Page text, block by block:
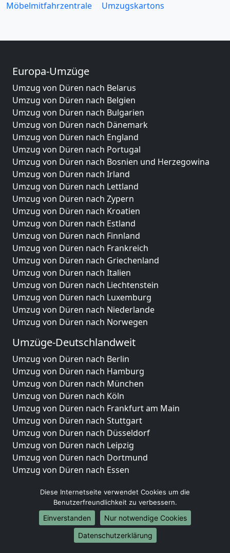
Möbelmitfahrzentrale
Umzugskartons
Europa-Umzüge
Umzug von Düren nach Belarus
Umzug von Düren nach Belgien
Umzug von Düren nach Bulgarien
Umzug von Düren nach Dänemark
Umzug von Düren nach England
Umzug von Düren nach Portugal
Umzug von Düren nach Bosnien und Herzegowina
Umzug von Düren nach Irland
Umzug von Düren nach Lettland
Umzug von Düren nach Zypern
Umzug von Düren nach Kroatien
Umzug von Düren nach Estland
Umzug von Düren nach Finnland
Umzug von Düren nach Frankreich
Umzug von Düren nach Griechenland
Umzug von Düren nach Italien
Umzug von Düren nach Liechtenstein
Umzug von Düren nach Luxemburg
Umzug von Düren nach Niederlande
Umzug von Düren nach Norwegen
Umzüge-Deutschlandweit
Umzug von Düren nach Berlin
Umzug von Düren nach Hamburg
Umzug von Düren nach München
Umzug von Düren nach Köln
Umzug von Düren nach Frankfurt am Main
Umzug von Düren nach Stuttgart
Umzug von Düren nach Düsseldorf
Umzug von Düren nach Leipzig
Umzug von Düren nach Dortmund
Umzug von Düren nach Essen
Umzug von Düren nach Dresden
Umzug von Düren nach Hannover
Umzug von Düren nach Nürnberg
Umzug von Düren nach Duisburg
Umzug von Düren nach Bochum
Diese Internetseite verwendet Cookies um die
Benutzerfreundlichkeit zu verbessern.
Einverstanden
Nur notwendige Cookies
Datenschutzerklärung